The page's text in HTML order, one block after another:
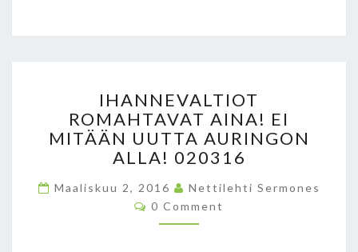
1
0
1
5
J
1
6
.
H
A
N
N
V
A
L
IHANNEVALTIOT
ROMAHTAVAT AINA! EI
MITÄÄN UUTTA AURINGON
ALLA! 020316
Maaliskuu 2, 2016
Nettilehti Sermones
C
O
0 Comment